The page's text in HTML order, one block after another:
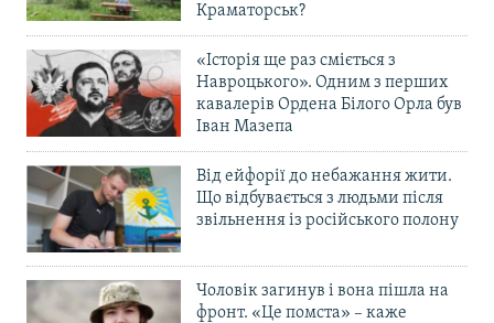
Краматорськ?
«Історія ще раз сміється з
Навроцького». Одним з перших
кавалерів Ордена Білого Орла був
Іван Мазепа
Від ейфорії до небажання жити.
Що відбувається з людьми після
звільнення із російського полону
Чоловік загинув і вона пішла на
фронт. «Це помста» – каже